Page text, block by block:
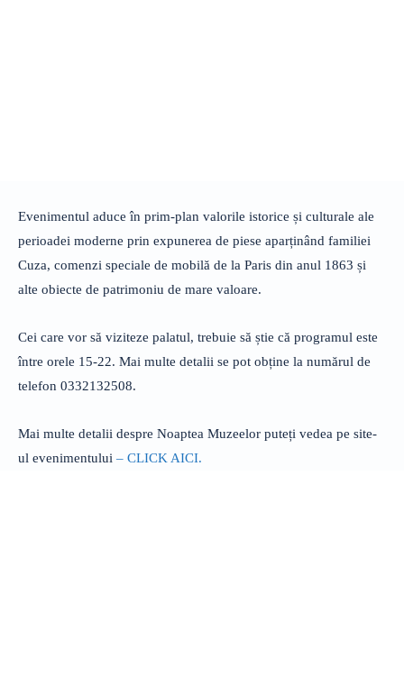
Evenimentul aduce în prim-plan valorile istorice și culturale ale
perioadei moderne prin expunerea de piese aparținând familiei
Cuza, comenzi speciale de mobilă de la Paris din anul 1863 și
alte obiecte de patrimoniu de mare valoare.
Cei care vor să viziteze palatul, trebuie să știe că programul este
între orele 15-22. Mai multe detalii se pot obține la numărul de
telefon 0332132508.
Mai multe detalii despre Noaptea Muzeelor puteți vedea pe site-
ul evenimentului – CLICK AICI.